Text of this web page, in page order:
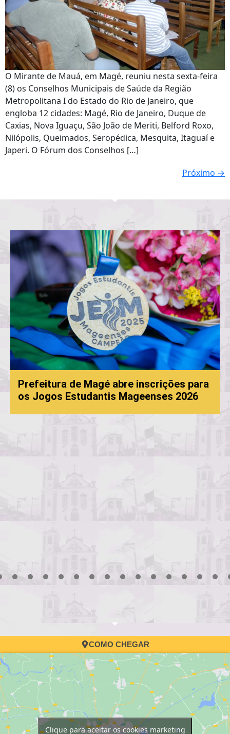
O Mirante de Mauá, em Magé, reuniu nesta sexta-feira
(8) os Conselhos Municipais de Saúde da Região
Metropolitana I do Estado do Rio de Janeiro, que
engloba 12 cidades: Magé, Rio de Janeiro, Duque de
Caxias, Nova Iguaçu, São João de Meriti, Belford Roxo,
Nilópolis, Queimados, Seropédica, Mesquita, Itaguaí e
Japeri. O Fórum dos Conselhos […]
Próximo →
abre inscrições para
Mageenses 2026
convocação
COMO CHEGAR
Clique para aceitar os cookies marketing